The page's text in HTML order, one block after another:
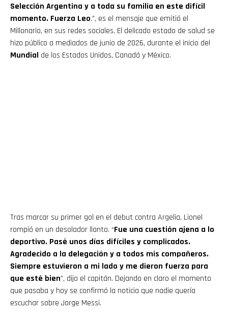
Selección Argentina y a toda su familia en este difícil
momento. Fuerza Leo.”, es el mensaje que emitió el
Millonario, en sus redes sociales. El delicado estado de salud se
hizo público a mediados de junio de 2026, durante el inicio del
Mundial de los Estados Unidos, Canadá y México.
Tras marcar su primer gol en el debut contra Argelia, Lionel
rompió en un desolador llanto. “Fue una cuestión ajena a lo
deportivo. Pasé unos días difíciles y complicados.
Agradecido a la delegación y a todos mis compañeros.
Siempre estuvieron a mi lado y me dieron fuerza para
que esté bien”, dijo el capitán. Dejando en claro el momento
que pasaba y hoy se confirmó la noticia que nadie quería
escuchar sobre Jorge Messi.